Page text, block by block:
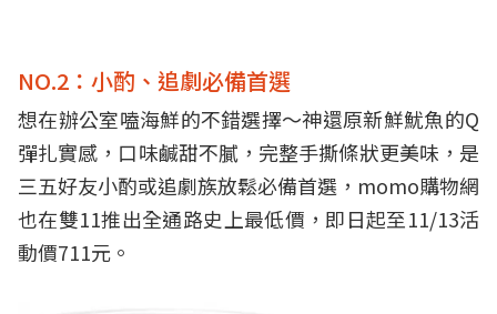
NO.2：小酌、追劇必備首選
想在辦公室嗑海鮮的不錯選擇～神還原新鮮魷魚的Q
彈扎實感，口味鹹甜不膩，完整手撕條狀更美味，是
三五好友小酌或追劇族放鬆必備首選，momo購物網
也在雙11推出全通路史上最低價，即日起至11/13活
動價711元。